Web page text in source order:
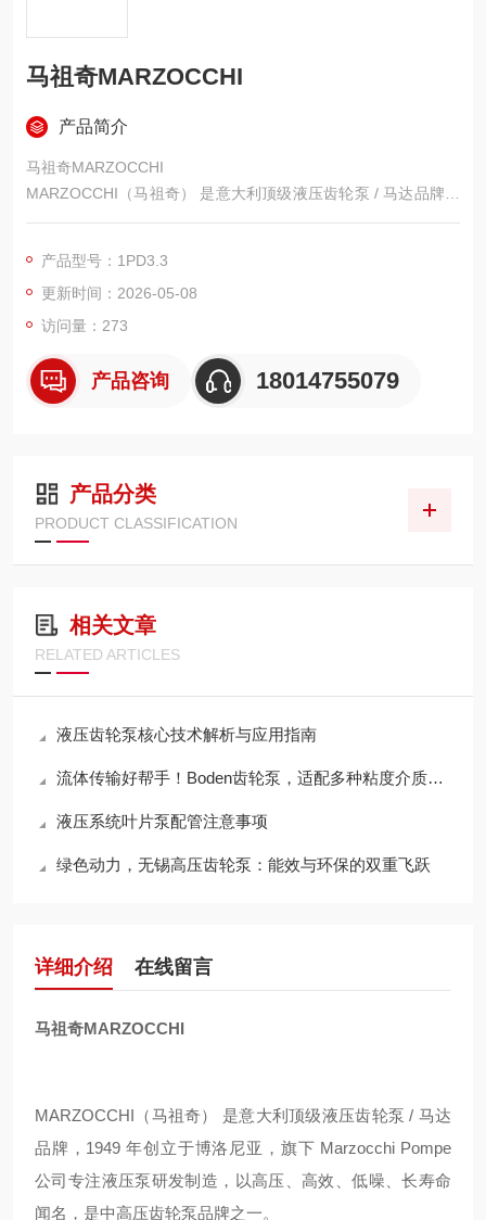
马祖奇MARZOCCHI
产品简介
马祖奇MARZOCCHI
MARZOCCHI（马祖奇） 是意大利顶级液压齿轮泵 / 马达品牌，
1949 年创立于博洛尼亚，旗下 Marzocchi Pompe 公司专注液压
泵品牌之一。
产品型号：1PD3.3
更新时间：2026-05-08
访问量：273
产品咨询 18014755079
产品分类
PRODUCT CLASSIFICATION
相关文章
RELATED ARTICLES
液压齿轮泵核心技术解析与应用指南
流体传输好帮手！Boden齿轮泵，适配多种粘度介质，输送效率拉满
液压系统叶片泵配管注意事项
绿色动力，无锡高压齿轮泵：能效与环保的双重飞跃
详细介绍 在线留言
马祖奇MARZOCCHI
MARZOCCHI（马祖奇） 是意大利顶级液压齿轮泵 / 马达
品牌，1949 年创立于博洛尼亚，旗下 Marzocchi Pompe
公司专注液压泵研发制造，以高压、高效、低噪、长寿命
闻名，是中高压齿轮泵品牌之一。